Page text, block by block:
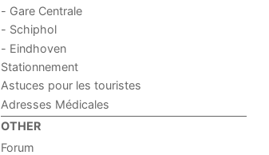
- Gare Centrale
- Schiphol
- Eindhoven
Stationnement
Astuces pour les touristes
Adresses Médicales
OTHER
Forum